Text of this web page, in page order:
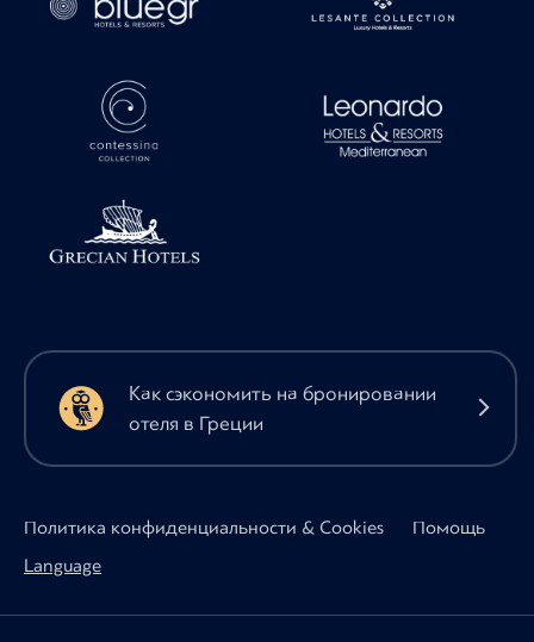
Как сэкономить на бронировании
отеля в Греции
Политика конфиденциальности & Cookies
Помощь
Language